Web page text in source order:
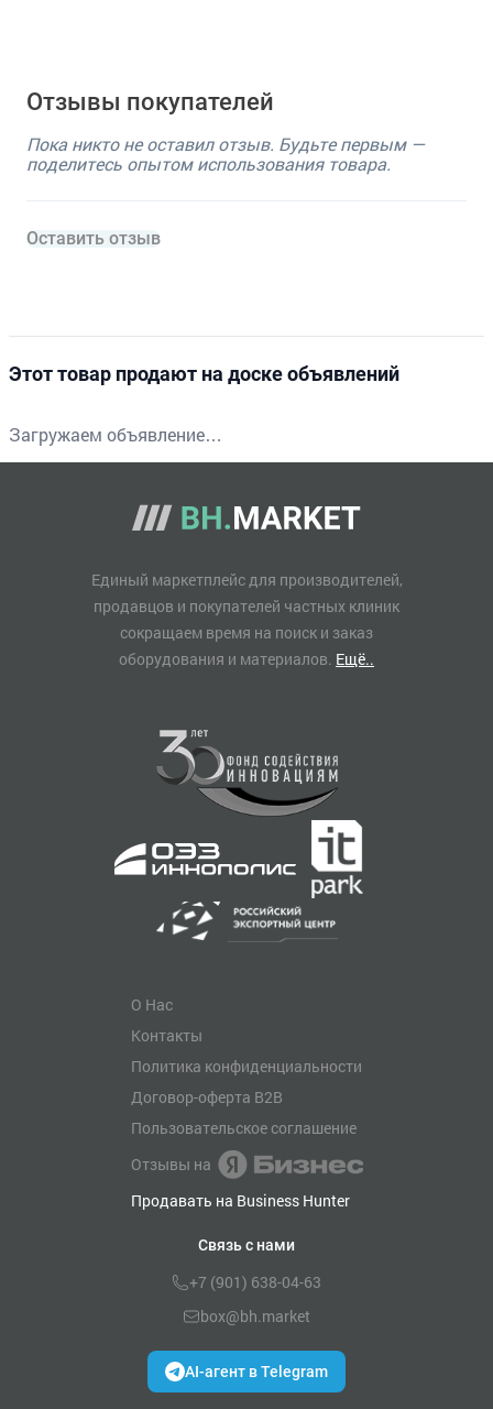
Отзывы покупателей
Пока никто не оставил отзыв. Будьте первым —
поделитесь опытом использования товара.
Оставить отзыв
Этот товар продают на доске объявлений
Загружаем объявление…
Единый маркетплейс для производителей,
продавцов и покупателей частных клиник
сокращаем время на поиск и заказ
оборудования и материалов. Ещё..
О Нас
Контакты
Политика конфиденциальности
Договор-оферта B2B
Пользовательское соглашение
Отзывы на
Продавать на Business Hunter
Связь с нами
+7 (901) 638-04-63
box@bh.market
AI-агент в Telegram